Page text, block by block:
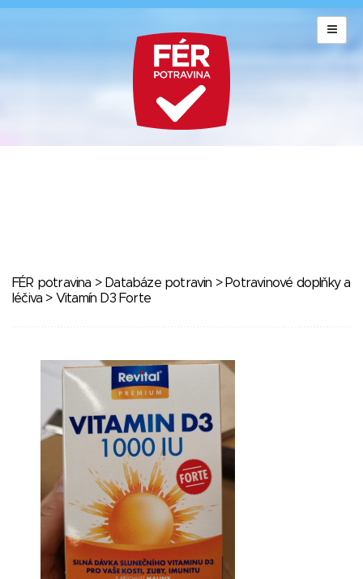
FÉR potravina > Databáze potravin > Potravinové doplňky a
léčiva > Vitamín D3 Forte